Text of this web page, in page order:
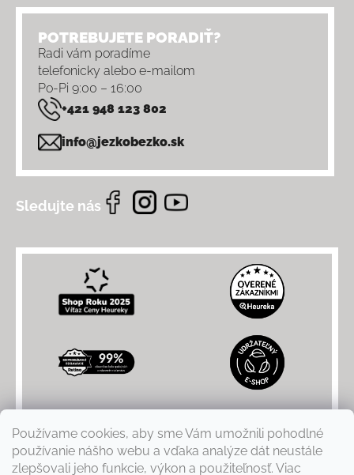
Používame cookies, aby sme Vám umožnili pohodlné
používanie nášho webu a vďaka analýze dát neustále
zlepšovali jeho funkcie, výkon a použiteľnosť. Viac
POTREBUJETE PORADIŤ?
Radi vám poradíme
telefonicky alebo e-mailom
Po-Pi 9:00 – 16:00
+421 948 123 802
info@jezkobezko.sk
Sledujte nás